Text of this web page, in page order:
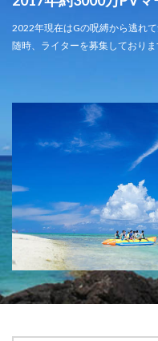
2022年現在はGの呪縛から逃れて
随時、ライターを募集しておりま